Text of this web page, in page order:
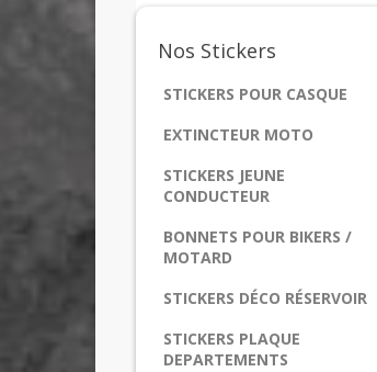
Nos Stickers
STICKERS POUR CASQUE
EXTINCTEUR MOTO
STICKERS JEUNE
CONDUCTEUR
BONNETS POUR BIKERS /
MOTARD
STICKERS DÉCO RÉSERVOIR
STICKERS PLAQUE
DEPARTEMENTS